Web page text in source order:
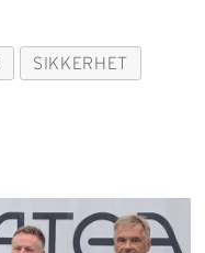
SIKKERHET